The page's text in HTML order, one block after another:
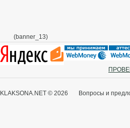
(banner_13)
KLAKSONA.NET © 2026 Вопросы и